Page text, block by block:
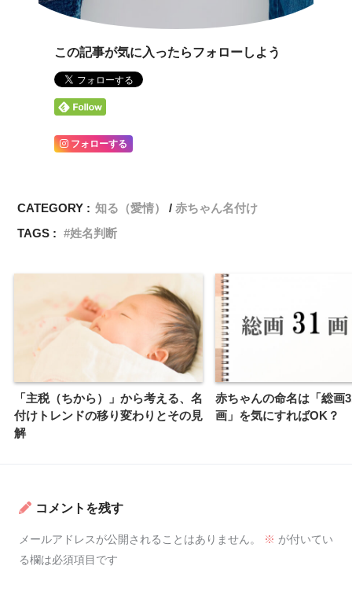
この記事が気に入ったらフォローしよう
フォローする
CATEGORY : 知る（愛情）
赤ちゃん名付け
TAGS :
姓名判断
「主税（ちから）」から考える、名
付けトレンドの移り変わりとその見
解
赤ちゃんの命名は「総画
画」を気にすればOK？
コメントを残す
メールアドレスが公開されることはありません。 ※ が付いてい
る欄は必須項目です